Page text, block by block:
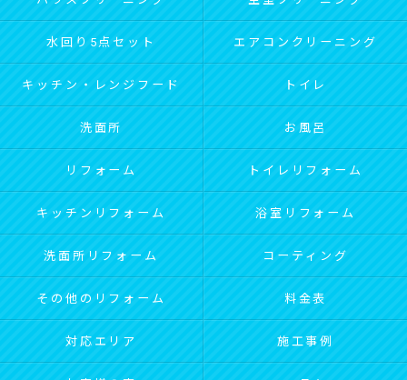
水回り5点セット エアコンクリーニング
キッチン・レンジフード トイレ
洗面所 お風呂
リフォーム トイレリフォーム
キッチンリフォーム 浴室リフォーム
洗面所リフォーム コーティング
その他のリフォーム 料金表
対応エリア 施工事例